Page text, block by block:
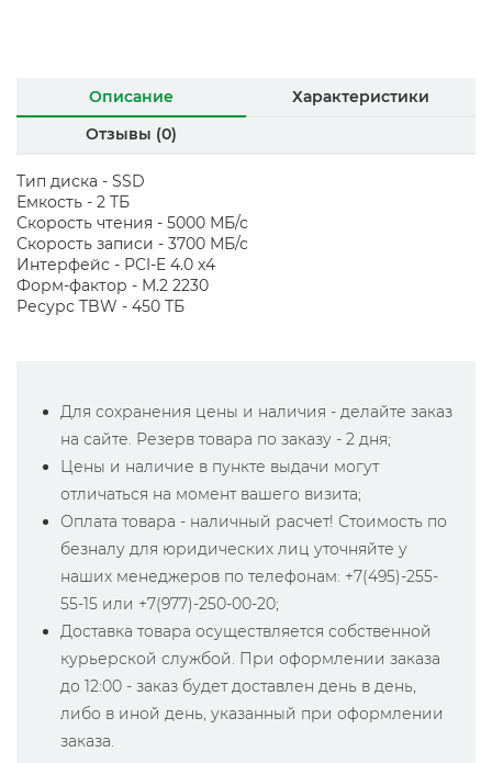
Описание
Характеристики
Отзывы (0)
Тип диска - SSD
Емкость - 2 ТБ
Скорость чтения - 5000 МБ/с
Скорость записи - 3700 МБ/с
Интерфейс - PCI-E 4.0 x4
Форм-фактор - M.2 2230
Ресурс TBW - 450 ТБ
Для сохранения цены и наличия - делайте заказ
на сайте. Резерв товара по заказу - 2 дня;
Цены и наличие в пункте выдачи могут
отличаться на момент вашего визита;
Оплата товара - наличный расчет! Стоимость по
безналу для юридических лиц уточняйте у
наших менеджеров по телефонам: +7(495)-255-
55-15 или +7(977)-250-00-20;
Доставка товара осуществляется собственной
курьерской службой. При оформлении заказа
до 12:00 - заказ будет доставлен день в день,
либо в иной день, указанный при оформлении
заказа.